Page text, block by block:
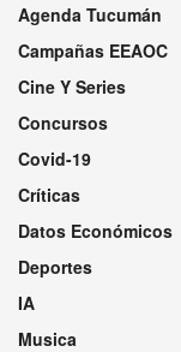
Agenda Tucumán
Campañas EEAOC
Cine Y Series
Concursos
Covid-19
Críticas
Datos Económicos
Deportes
IA
Musica